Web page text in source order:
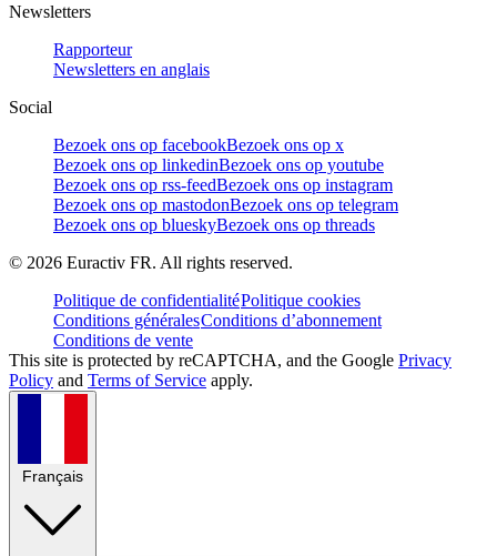
Newsletters
Rapporteur
Newsletters en anglais
Social
Bezoek ons op facebookBezoek ons op x
Bezoek ons op linkedinBezoek ons op youtube
Bezoek ons op rss-feedBezoek ons op instagram
Bezoek ons op mastodonBezoek ons op telegram
Bezoek ons op blueskyBezoek ons op threads
© 2026 Euractiv FR. All rights reserved.
Politique de confidentialitéPolitique cookies
Conditions généralesConditions d’abonnement
Conditions de vente
This site is protected by reCAPTCHA, and the Google Privacy
Policy and Terms of Service apply.
Français